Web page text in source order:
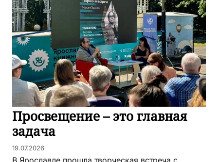
Просвещение – это главная
задача
19.07.2026
В Ярославле прошла творческая встреча с